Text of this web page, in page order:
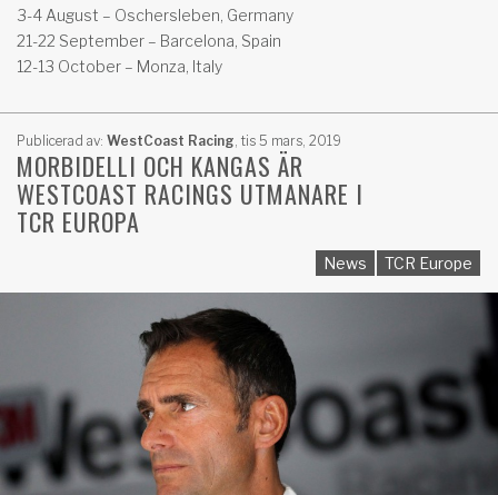
3-4 August – Oschersleben, Germany
21-22 September – Barcelona, Spain
12-13 October – Monza, Italy
Publicerad av: WestCoast Racing tis 5 mars, 2019
MORBIDELLI OCH KANGAS ÄR
WESTCOAST RACINGS UTMANARE I
TCR EUROPA
News TCR Europe